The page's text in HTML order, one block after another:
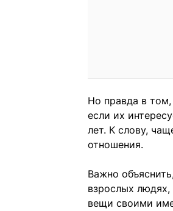
Но правда в
если их
лет. К слову,
отношения.
Важно
взрослых
вещи своими